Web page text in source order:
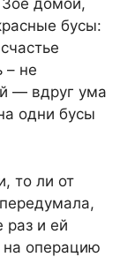
домой,
бусы:
– не
— вдруг ума
одни бусы
то ли от
раз и ей
на операцию